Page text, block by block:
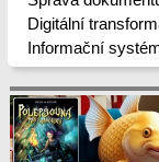
Digitální
Informační